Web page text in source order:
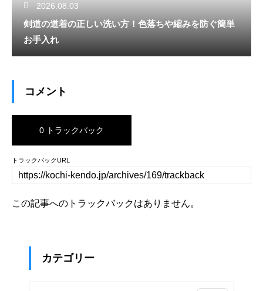
2026.08.03
剣道の道着の正しい洗い方！色落ちや縮みを防ぐ簡単
お手入れ
コメント
0 トラックバック
トラックバックURL
この記事へのトラックバックはありません。
カテゴリー